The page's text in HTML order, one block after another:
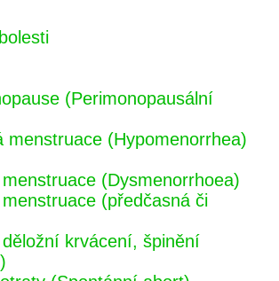
(Perimonopausální
menstruace (Hypomenorrhea)
(Dysmenorrhoea)
(předčasná či
krvácení, špinění